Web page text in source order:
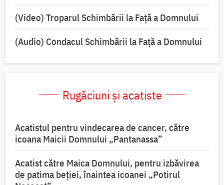
(Video) Troparul Schimbării la Față a Domnului
(Audio) Condacul Schimbării la Față a Domnului
Rugăciuni și acatiste
Acatistul pentru vindecarea de cancer, către
icoana Maicii Domnului „Pantanassa”
Acatist către Maica Domnului, pentru izbăvirea
de patima beției, înaintea icoanei „Potirul